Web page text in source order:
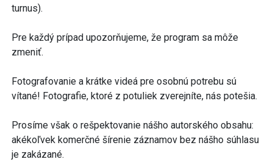
turnus).
Pre každý prípad upozorňujeme, že program sa môže
zmeniť.
Fotografovanie a krátke videá pre osobnú potrebu sú
vítané! Fotografie, ktoré z potuliek zverejníte, nás potešia.
Prosíme však o rešpektovanie nášho autorského obsahu:
akékoľvek komerčné šírenie záznamov bez nášho súhlasu
je zakázané.